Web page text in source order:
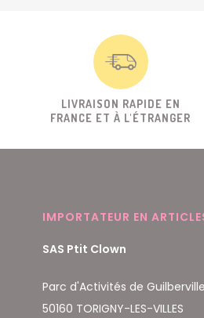
LIVRAISON RAPIDE EN
FRANCE ET À L'ÉTRANGER
IMPORTATEUR EN
SAS Ptit Clown
Parc d'Activités de Guilberville
50160 TORIGNY-LES-VILLES